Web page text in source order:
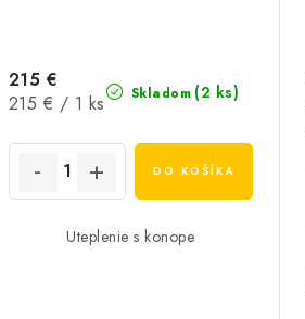
Skladom (2 ks)
215 €
Jednotková
215 € / 1 ks
DO KOŠÍKA
Uteplenie s konope